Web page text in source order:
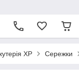
XP Сережки